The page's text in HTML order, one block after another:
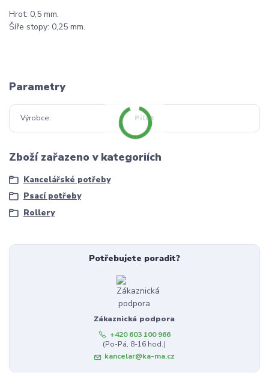
Hrot: 0,5 mm.
Šíře stopy: 0,25 mm.
Parametry
Výrobce Pilot
Zboží zařazeno v kategoriích
Kancelářské potřeby
Psací potřeby
Rollery
Potřebujete poradit?
Zákaznická podpora
+420 603 100 966
(Po-Pá, 8-16 hod.)
kancelar@ka-ma.cz